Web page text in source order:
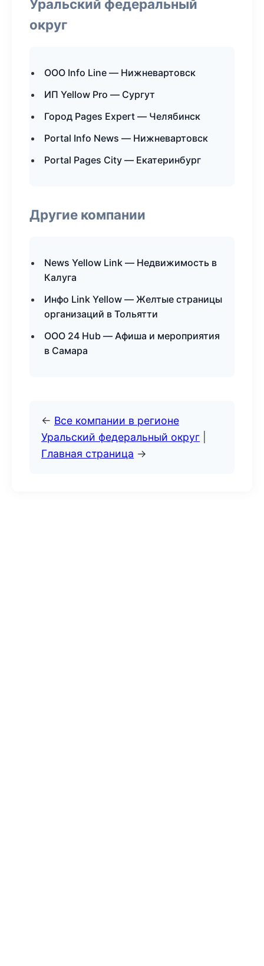
Уральский федеральный
округ
ООО Info Line — Нижневартовск
ИП Yellow Pro — Сургут
Город Pages Expert — Челябинск
Portal Info News — Нижневартовск
Portal Pages City — Екатеринбург
Другие компании
News Yellow Link — Недвижимость в
Калуга
Инфо Link Yellow — Желтые страницы
организаций в Тольятти
ООО 24 Hub — Афиша и мероприятия
в Самара
← Все компании в регионе
Уральский федеральный округ
Главная страница →